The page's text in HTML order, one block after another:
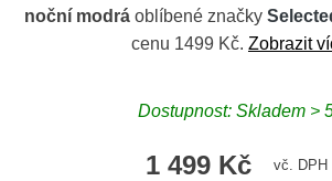
noční modrá oblíbené značky
cenu 1499 Kč. Zobrazit
Dostupnost: Skladem >
1 499 Kč vč. DPH